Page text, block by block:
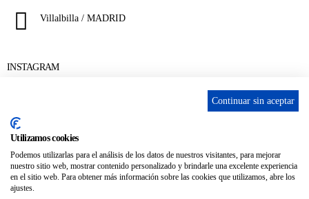
Villalbilla / MADRID
INSTAGRAM
ENLACES
Contacta
Adopta un perro
Política de Privacidad
Continuar sin aceptar
Utilizamos cookies
Podemos utilizarlas para el análisis de los datos de nuestros visitantes, para mejorar
nuestro sitio web, mostrar contenido personalizado y brindarle una excelente experiencia
en el sitio web. Para obtener más información sobre las cookies que utilizamos, abre los
ajustes.